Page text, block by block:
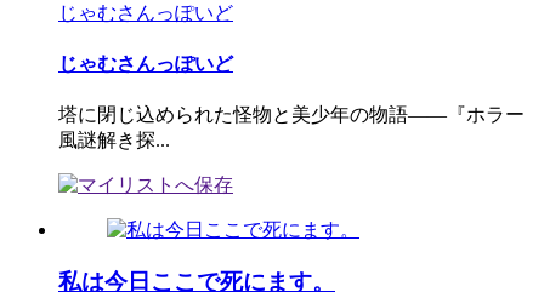
じゃむさんっぽいど
じゃむさんっぽいど
塔に閉じ込められた怪物と美少年の物語――『ホラー
風謎解き探...
私は今日ここで死にます。